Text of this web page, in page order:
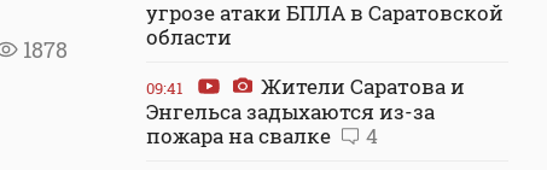
1878
угрозе атаки БПЛА в Саратовской
области
09:41
Жители Саратова и
Энгельса задыхаются из-за
пожара на свалке
4